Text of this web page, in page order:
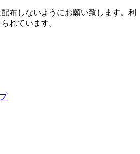
布しないようにお願い致します。利
れています。